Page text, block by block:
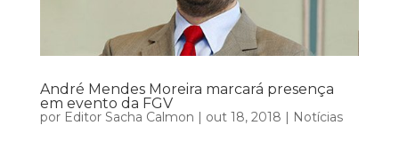
André Mendes Moreira marcará presença
em evento da FGV
por Editor Sacha Calmon out 18, 2018 Notícias